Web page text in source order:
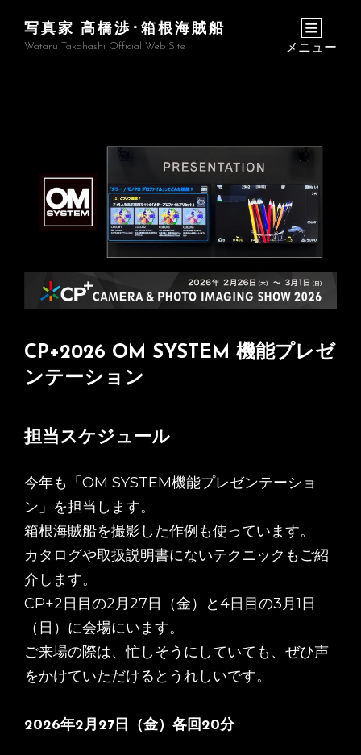
写真家 高橋渉･箱根海賊船
Wataru Takahashi Official Web Site メニュー
CP+2026 OM SYSTEM 機能プレゼ
ンテーション
担当スケジュール
今年も「OM SYSTEM機能プレゼンテーショ
ン」を担当します。
箱根海賊船を撮影した作例も使っています。
カタログや取扱説明書にないテクニックもご紹
介します。
CP+2日目の2月27日（金）と4日目の3月1日
（日）に会場にいます。
ご来場の際は、忙しそうにしていても、ぜひ声
をかけていただけるとうれしいです。
2026年2月27日（金）各回20分